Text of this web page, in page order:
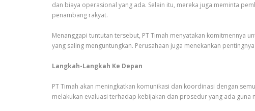
dan biaya operasional yang ada. Selain itu, mereka juga meminta
penambang rakyat.
Menanggapi tuntutan tersebut, PT Timah menyatakan komitmennya
yang saling menguntungkan. Perusahaan juga menekankan
Langkah-Langkah Ke Depan
PT Timah akan meningkatkan komunikasi dan koordinasi dengan
melakukan evaluasi terhadap kebijakan dan prosedur yang ada